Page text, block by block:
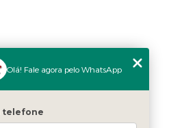
Olá! Fale agora pelo WhatsApp
telefone